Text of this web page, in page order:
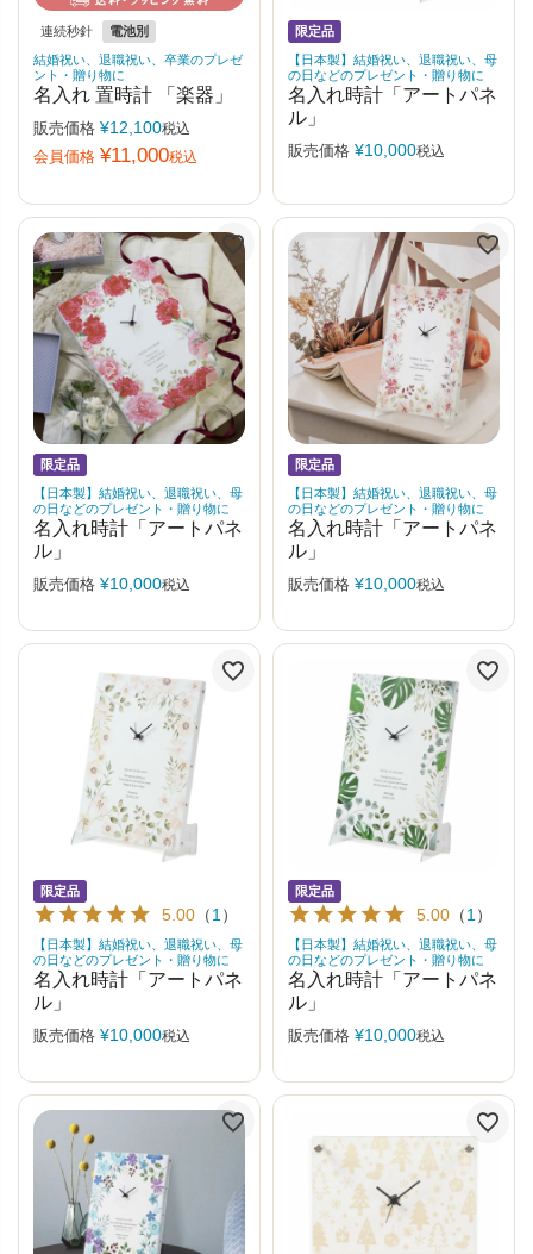
連続秒針
電池別
結婚祝い、退職祝い、卒業のプレゼ
ント・贈り物に
名入れ 置時計 「楽器」
販売価格 ¥12,100税込
会員価格 ¥11,000税込
限定品
【日本製】結婚祝い、退職祝い、母
の日などのプレゼント・贈り物に
名入れ時計「アートパネ
ル」
販売価格 ¥10,000税込
限定品
【日本製】結婚祝い、退職祝い、母
の日などのプレゼント・贈り物に
名入れ時計「アートパネ
ル」
販売価格 ¥10,000税込
限定品
【日本製】結婚祝い、退職祝い、母
の日などのプレゼント・贈り物に
名入れ時計「アートパネ
ル」
販売価格 ¥10,000税込
限定品
5.00 （1 ）
【日本製】結婚祝い、退職祝い、母
の日などのプレゼント・贈り物に
名入れ時計「アートパネ
ル」
販売価格 ¥10,000税込
限定品
5.00 （1 ）
【日本製】結婚祝い、退職祝い、母
の日などのプレゼント・贈り物に
名入れ時計「アートパネ
ル」
販売価格 ¥10,000税込